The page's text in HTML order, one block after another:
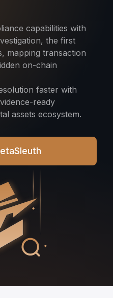
capabilities with
the first
mapping transaction
on-chain
faster with
ready
assets ecosystem.